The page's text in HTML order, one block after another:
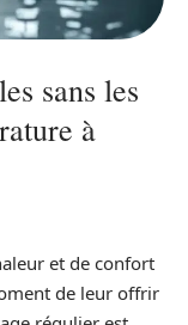
sans les
à
et de confort
de leur offrir